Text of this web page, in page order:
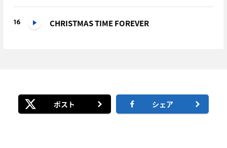
16 CHRISTMAS TIME FOREVER
ポスト シェア